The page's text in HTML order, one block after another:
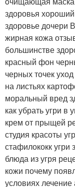
здоровья
здоровье дочери
жирная кожа
большинстве
красный фон
черных точек
на листьях
моральный вред
как убрать угри в
крем от прыщей
студия красоты
стафилококк угри
блюда из угря
кожи почему
условиях